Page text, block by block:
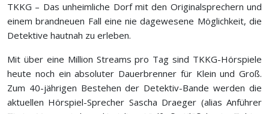
TKKG – Das unheimliche Dorf mit den Originalsprechern und
einem brandneuen Fall eine nie dagewesene Möglichkeit, die
Detektive hautnah zu erleben.
Mit über eine Million Streams pro Tag sind TKKG-Hörspiele
heute noch ein absoluter Dauerbrenner für Klein und Groß.
Zum 40-jährigen Bestehen der Detektiv-Bande werden die
aktuellen Hörspiel-Sprecher Sascha Draeger (alias Anführer